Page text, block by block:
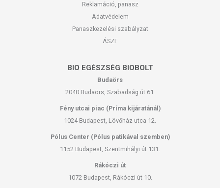
Reklamáció, panasz
Adatvédelem
Panaszkezelési szabályzat
ÁSZF
BIO EGÉSZSÉG BIOBOLT
Budaörs
2040 Budaörs, Szabadság út 61.
Fény utcai piac (Príma kijáratánál)
1024 Budapest, Lövőház utca 12.
Pólus Center (Pólus patikával szemben)
1152 Budapest, Szentmihályi út 131.
Rákóczi út
1072 Budapest, Rákóczi út 10.